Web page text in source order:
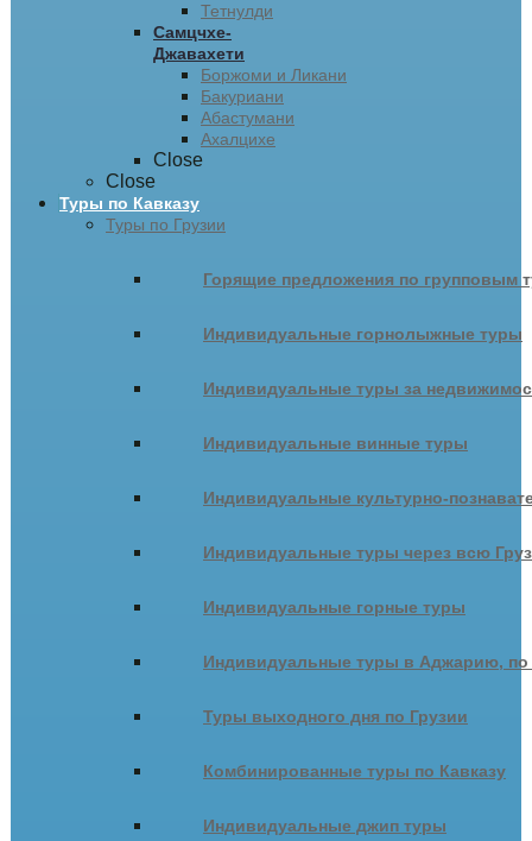
Тетнулди
Самцчхе-
Джавахети
Боржоми и Ликани
Бакуриани
Абастумани
Ахалцихе
Close
Close
Туры по Кавказу
Туры по Грузии
Горящие предложения по групповым
Индивидуальные горнолыжные туры
Индивидуальные туры за
Индивидуальные винные туры
Индивидуальные культурно-
Индивидуальные туры через всю
Индивидуальные горные туры
Индивидуальные туры в Аджарию,
Туры выходного дня по Грузии
Комбинированные туры по Кавказу
Индивидуальные джип туры